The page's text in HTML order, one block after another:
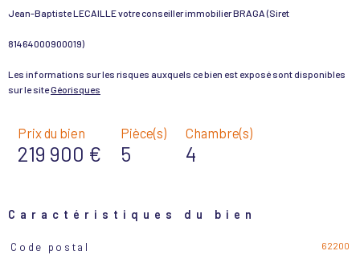
Jean-Baptiste LECAILLE votre conseiller immobilier BRAGA (Siret
81464000900019)
Les informations sur les risques auxquels ce bien est exposé sont disponibles
sur le siteGéorisques
Prix du bien
219 900 €
Pièce(s)
5
Chambre(s)
4
Caractéristiques du bien
Caractéristiques
Code postal 62200